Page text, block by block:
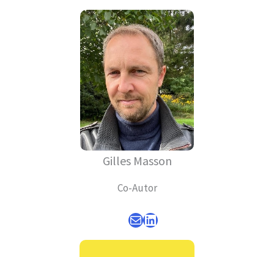
Gilles Masson
Co-Autor
E-Mail LinkedIn